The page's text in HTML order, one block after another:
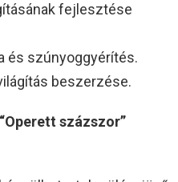
fejlesztése
és szúnyoggyérítés.
beszerzése.
százszor”